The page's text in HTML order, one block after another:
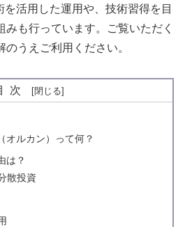
を活用した運用や、技術習得を目
みも行っています。ご覧いただく
うえご利用ください。
次
オルカン）って何？
は？
散投資